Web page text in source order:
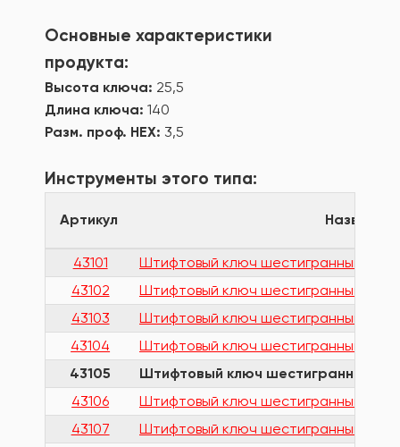
Основные характеристики
продукта:
Высота ключа: 25,5
Длина ключа: 140
Разм. проф. HEX: 3,5
Инструменты этого типа:
Артикул Название
43101
Штифтовый ключ шестигранный
43102
Штифтовый ключ шестигранный
43103
Штифтовый ключ шестигранный
43104
Штифтовый ключ шестигранный
43105
Штифтовый ключ шестигранный
43106
Штифтовый ключ шестигранный
43107
Штифтовый ключ шестигранный